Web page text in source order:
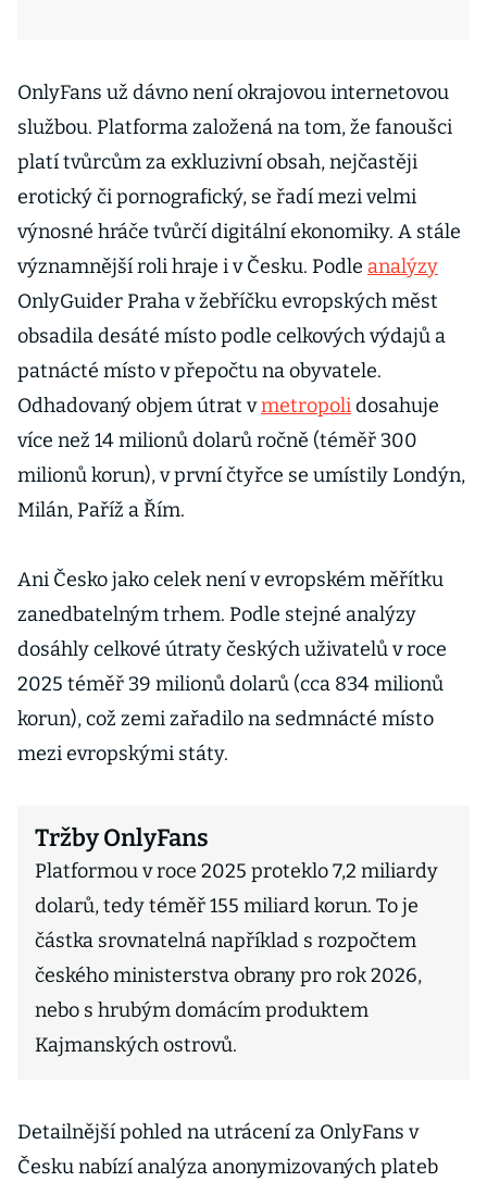
OnlyFans už dávno není okrajovou internetovou
službou. Platforma založená na tom, že fanoušci
platí tvůrcům za exkluzivní obsah, nejčastěji
erotický či pornografický, se řadí mezi velmi
výnosné hráče tvůrčí digitální ekonomiky. A stále
významnější roli hraje i v Česku. Podle analýzy
OnlyGuider Praha v žebříčku evropských měst
obsadila desáté místo podle celkových výdajů a
patnácté místo v přepočtu na obyvatele.
Odhadovaný objem útrat vmetropolidosahuje
více než 14 milionů dolarů ročně (téměř 300
milionů korun), v první čtyřce se umístily Londýn,
Milán, Paříž a Řím.
Ani Česko jako celek není v evropském měřítku
zanedbatelným trhem. Podle stejné analýzy
dosáhly celkové útraty českých uživatelů v roce
2025 téměř 39 milionů dolarů (cca 834 milionů
korun), což zemi zařadilo na sedmnácté místo
mezi evropskými státy.
Tržby OnlyFans
Platformou v roce 2025 proteklo 7,2 miliardy
dolarů, tedy téměř 155 miliard korun. To je
částka srovnatelná například s rozpočtem
českého ministerstva obrany pro rok 2026,
nebo s hrubým domácím produktem
Kajmanských ostrovů.
Detailnější pohled na utrácení za OnlyFans v
Česku nabízí analýza anonymizovaných plateb